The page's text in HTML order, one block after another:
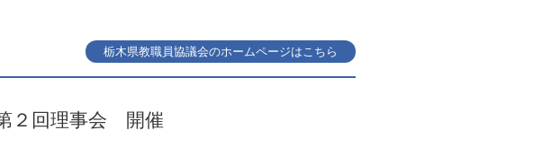
栃木県教職員協議会のホームページはこちら
２回理事会 開催